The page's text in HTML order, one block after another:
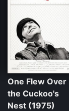
One Flew Over
the Cuckoo's
Nest (1975)